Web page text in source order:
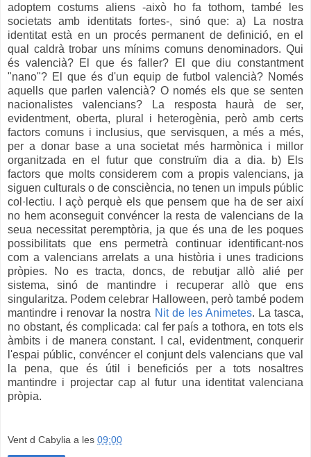
adoptem costums aliens -això ho fa tothom, també les
societats amb identitats fortes-, sinó que: a) La nostra
identitat està en un procés permanent de definició, en el
qual caldrà trobar uns mínims comuns denominadors. Qui
és valencià? El que és faller? El que diu constantment
"nano"? El que és d'un equip de futbol valencià? Només
aquells que parlen valencià? O només els que se senten
nacionalistes valencians? La resposta haurà de ser,
evidentment, oberta, plural i heterogènia, però amb certs
factors comuns i inclusius, que servisquen, a més a més,
per a donar base a una societat més harmònica i millor
organitzada en el futur que construïm dia a dia. b) Els
factors que molts considerem com a propis valencians, ja
siguen culturals o de consciència, no tenen un impuls públic
col·lectiu. I açò perquè els que pensem que ha de ser així
no hem aconseguit convéncer la resta de valenciansde la
seua necessitat peremptòria, ja que és una de les poques
possibilitats que ens permetrà continuar identificant-nos
com a valencians arrelats a una història i unes tradicions
pròpies. No es tracta, doncs, de rebutjar allò alié per
sistema, sinó de mantindre i recuperar allò que ens
singularitza. Podem celebrar Halloween, però també podem
mantindre i renovar la nostra Nit de les Animetes. La tasca,
no obstant, és complicada: cal fer país a tothora, en tots els
àmbits i de manera constant. I cal, evidentment, conquerir
l'espai públic, convéncer el conjunt dels valencians que val
la pena, que és útil i beneficiós per a tots nosaltres
mantindre i projectar cap al futur una identitat valenciana
pròpia.
Vent d Cabylia a les 09:00